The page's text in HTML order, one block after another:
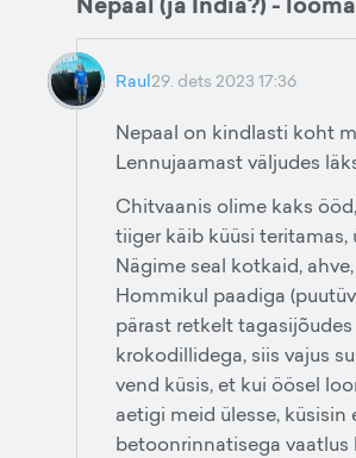
Raul29. dets 2023 17:36
Nepaal on kindlasti koht
Lennujaamast väljudes
Chitvaanis olime kaks
tiiger käib küüsi
Nägime seal kotkaid,
Hommikul paadiga
pärast retkelt
krokodillidega, siis vajus
vend küsis, et kui öösel
aetigi meid ülesse,
betoonrinnatisega